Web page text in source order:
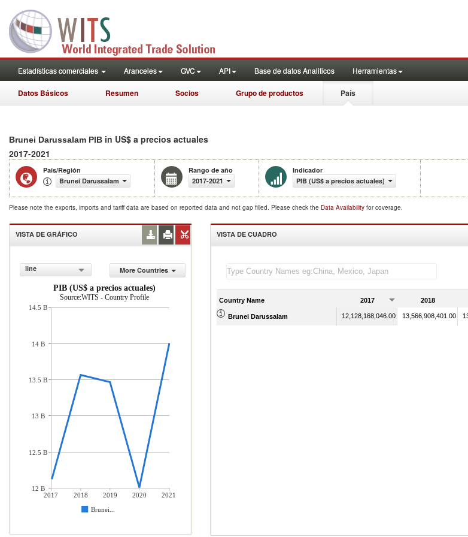
Estadísticas comerciales Aranceles GVC API Base de datos Analiticos Herramientas
Datos Básicos Resumen Socios Grupo de productos País
Brunei Darussalam PIB in US$ a precios actuales
2017-2021
País/Región
Brunei Darussalam
Rango de año
2017-2021
Indicador
PIB (US$ a precios actuales)
Please note the exports, imports and tariff data are based on reported data and not gap filled. Please check the Data Availability for coverage.
VISTA DE GRÁFICO
line
More Countries
PIB (US$ a precios actuales)
Source:WITS - Country Profile
2017 2018 2019 2020
2021
Brunei...
14.5 B
14 B
13.5 B
13 B
12.5 B
12 B
VISTA DE CUADRO
Country Name 2017 2018
Brunei Darussalam 12,128,168,046.00 13,566,908,401.00